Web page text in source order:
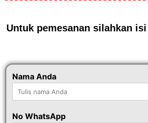
Untuk pemesanan silahkan
Nama Anda
No WhatsApp